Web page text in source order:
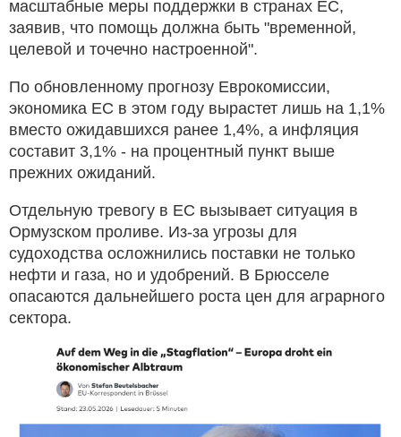
масштабные меры поддержки в странах ЕС,
заявив, что помощь должна быть "временной,
целевой и точечно настроенной".
По обновленному прогнозу Еврокомиссии,
экономика ЕС в этом году вырастет лишь на 1,1%
вместо ожидавшихся ранее 1,4%, а инфляция
составит 3,1% - на процентный пункт выше
прежних ожиданий.
Отдельную тревогу в ЕС вызывает ситуация в
Ормузском проливе. Из-за угрозы для
судоходства осложнились поставки не только
нефти и газа, но и удобрений. В Брюсселе
опасаются дальнейшего роста цен для аграрного
сектора.